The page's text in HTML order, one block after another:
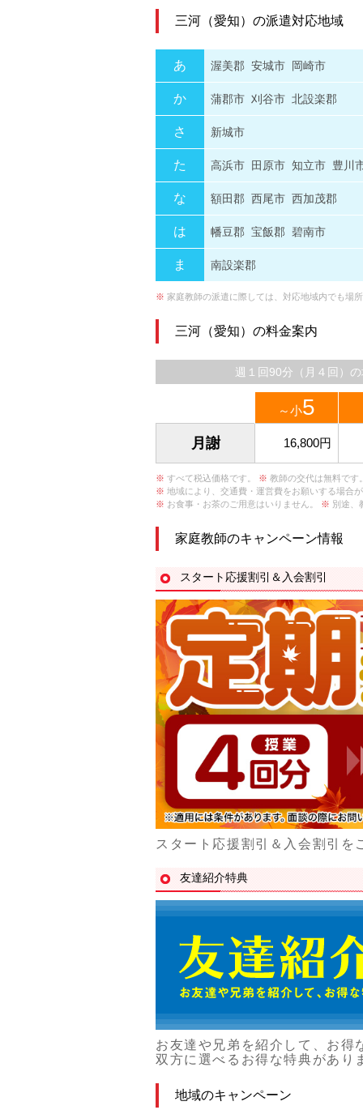
三河（愛知）の派遣対応地域
あ 渥美郡 安城市 岡崎市
か 蒲郡市 刈谷市 北設楽郡
さ 新城市
た 高浜市 田原市 知立市 豊川
な 額田郡 西尾市 西加茂郡
は 幡豆郡 宝飯郡 碧南市
ま 南設楽郡
※ 家庭教師の派遣に際しては、対応地域内でも場
三河（愛知）の料金案内
週１回90分（月４回）
～小5
月謝 16,800円
※ すべて税込価格です。 ※ 教師の交代は無料です
※ 地域により、交通費・運営費をお願いする場合
※ お食事・お茶のご用意はいりません。 ※ 別途、
家庭教師のキャンペーン情報
スタート応援割引＆入会割引
スタート応援割引＆入会割引を
友達紹介特典
お友達や兄弟を紹介して、お得
双方に選べるお得な特典があり
地域のキャンペーン